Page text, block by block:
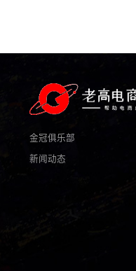
金冠俱乐部
新闻动态